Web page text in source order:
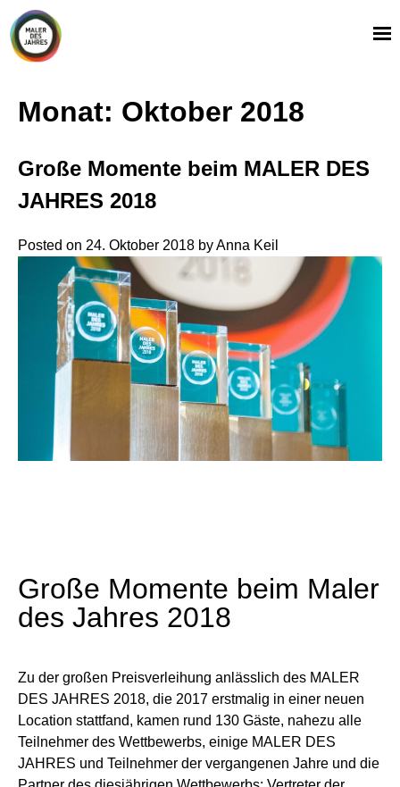
Skip
to
content
Monat: Oktober 2018
Große Momente beim MALER DES
JAHRES 2018
Posted on 24. Oktober 2018 byAnna Keil
Große Momente beim Maler
des Jahres 2018
Zu der großen Preisverleihung anlässlich des MALER
DES JAHRES 2018, die 2017 erstmalig in einer neuen
Location stattfand, kamen rund 130 Gäste, nahezu alle
Teilnehmer des Wettbewerbs, einige MALER DES
JAHRES und Teilnehmer der vergangenen Jahre und die